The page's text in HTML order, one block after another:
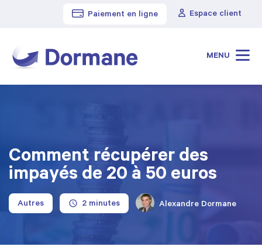
Paiement en ligne Espace client
MENU
Cabinet Dormane > Blog
>
Comment récupérer des
impayés de 20 à 50 euros
Autres Alexandre Dormane